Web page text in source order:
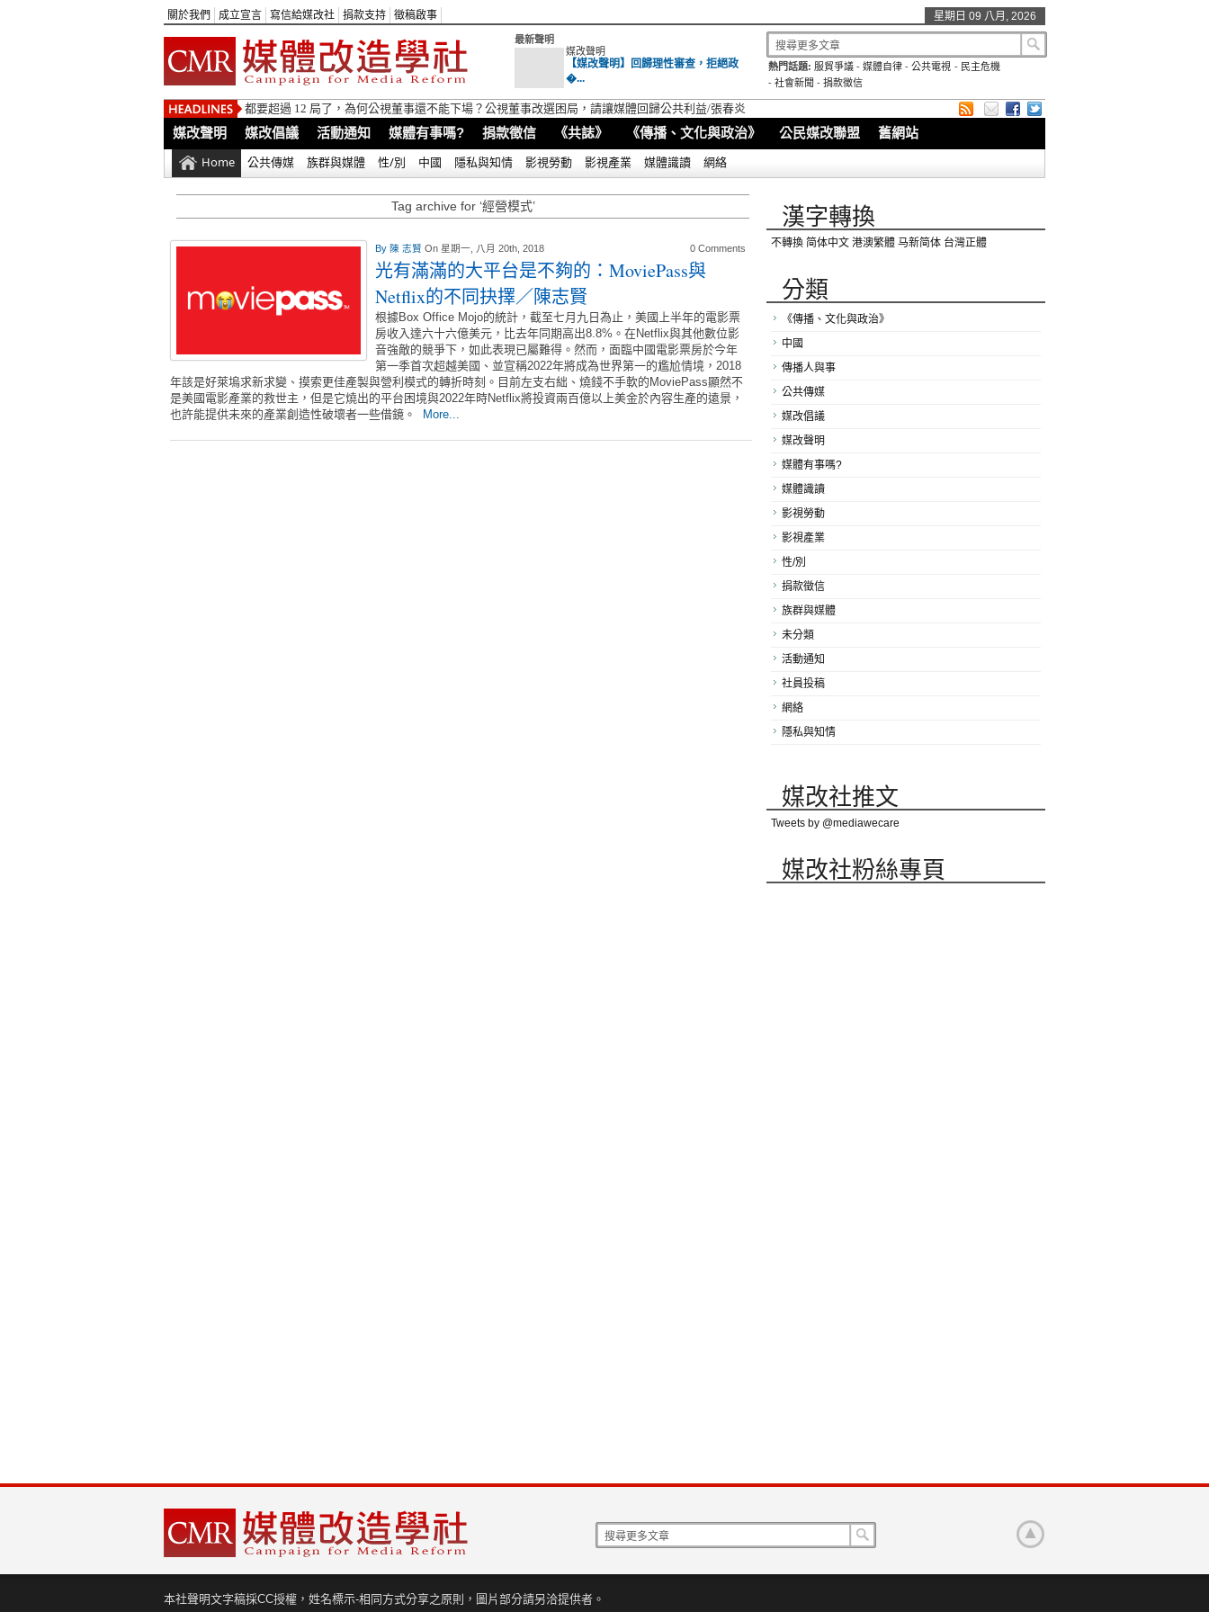
關於我們 成立宣言 寫信給媒改社 捐款支持 徵稿啟事 星期日 09 八月, 2026
最新聲明
媒改聲明
【媒改聲明】回歸理性審查，拒絕政
�...
熱門話題: 服貿爭議 -媒體自律 -公共電視 - 民主危機
- 社會新聞 - 捐款徵信
都要超過 12 局了，為何公視董事還不能下場？公視董事改選困局，請讓媒體回歸公共利益/張春炎
媒改聲明 媒改倡議 活動通知 媒體有事嗎? 捐款徵信 《共誌》 《傳播、文化與政治》 公民媒改聯盟 舊網站
Home 公共傳媒 族群與媒體 性/別 中國 隱私與知情 影視勞動 影視產業 媒體識讀 網絡
Tag archive for ‘經營模式’
By 陳 志賢 On 星期一, 八月 20th, 2018 0 Comments
光有滿滿的大平台是不夠的：MoviePass與
Netflix的不同抉擇／陳志賢
根據Box Office Mojo的統計，截至七月九日為止，美國上半年的電影票
房收入達六十六億美元，比去年同期高出8.8%。在Netflix與其他數位影
音強敵的競爭下，如此表現已屬難得。然而，面臨中國電影票房於今年
第一季首次超越美國、並宣稱2022年將成為世界第一的尷尬情境，2018
年該是好萊塢求新求變、摸索更佳產製與營利模式的轉折時刻。目前左支右絀、燒錢不手軟的MoviePass顯然不
是美國電影產業的救世主，但是它燒出的平台困境與2022年時Netflix將投資兩百億以上美金於內容生產的遠景，
也許能提供未來的產業創造性破壞者一些借鏡。
More...
漢字轉換
不轉換 简体中文 港澳繁體 马新简体 台灣正體
分類
《傳播、文化與政治》
中國
傳播人與事
公共傳媒
媒改倡議
媒改聲明
媒體有事嗎?
媒體識讀
影視勞動
影視產業
性/別
捐款徵信
族群與媒體
未分類
活動通知
社員投稿
網絡
隱私與知情
媒改社推文
Tweets by @mediawecare
媒改社粉絲專頁
本社聲明文字稿採CC授權，姓名標示-相同方式分享之原則，圖片部分請另洽提供者。